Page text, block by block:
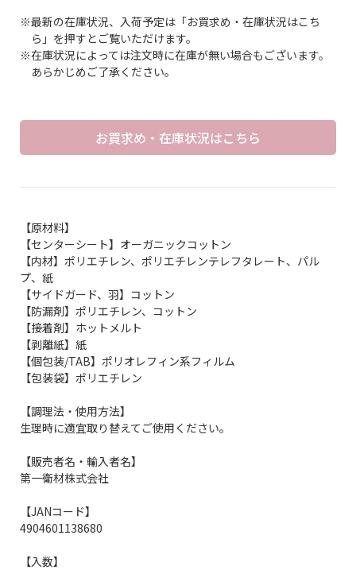
※最新の在庫状況、入荷予定は「お買求め・在庫状況はこち
ら」を押すとご覧いただけます。
※在庫状況によっては注文時に在庫が無い場合もございます。
あらかじめご了承ください。
お買求め・在庫状況はこちら
【原材料】
【センターシート】オーガニックコットン
【内材】ポリエチレン、ポリエチレンテレフタレート、パル
プ、紙
【サイドガード、羽】コットン
【防漏剤】ポリエチレン、コットン
【接着剤】ホットメルト
【剥離紙】紙
【個包装/TAB】ポリオレフィン系フィルム
【包装袋】ポリエチレン
【調理法・使用方法】
生理時に適宜取り替えてご使用ください。
【販売者名・輸入者名】
第一衛材株式会社
【JANコード】
4904601138680
【入数】